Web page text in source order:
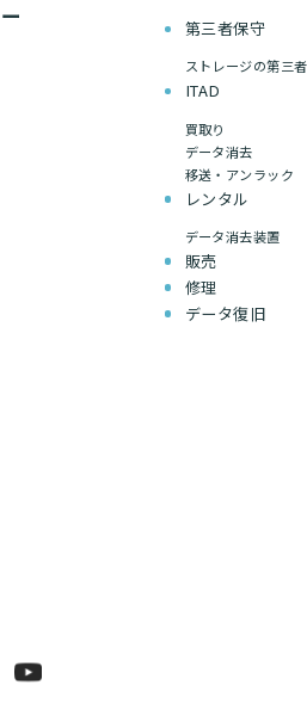
第三者保守
ストレージの第三
ITAD
買取り
データ消去
移送・アンラック
レンタル
データ消去装置
販売
修理
データ復旧